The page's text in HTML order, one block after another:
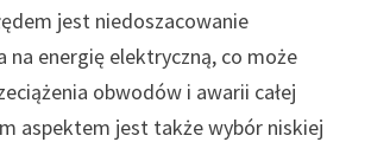
jest niedoszacowanie
na energię elektryczną, co może
obwodów i awarii całej
aspektem jest także wybór niskiej